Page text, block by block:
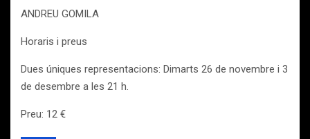
ANDREU GOMILA
Horaris i preus
Dues úniques representacions: Dimarts 26 de novembre i 3
de desembre a les 21 h.
Preu: 12 €